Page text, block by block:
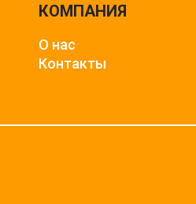
КОМПАНИЯ
О нас
Контакты